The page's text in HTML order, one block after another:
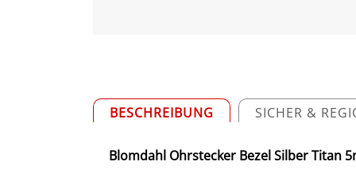
BESCHREIBUNG SICHER &
Blomdahl Ohrstecker Bezel Silber Titan